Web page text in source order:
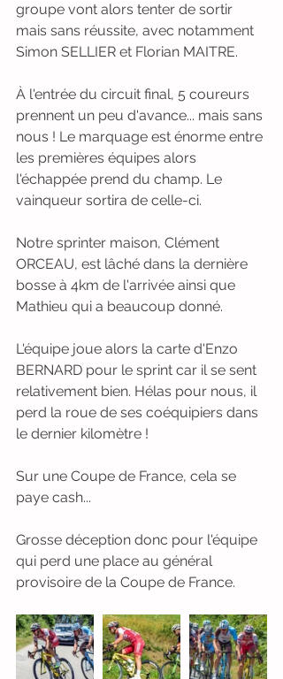
groupe vont alors tenter de sortir
mais sans réussite, avec notamment
Simon SELLIER et Florian MAITRE.
À l'entrée du circuit final, 5 coureurs
prennent un peu d'avance... mais sans
nous ! Le marquage est énorme entre
les premières équipes alors
l'échappée prend du champ. Le
vainqueur sortira de celle-ci.
Notre sprinter maison, Clément
ORCEAU, est lâché dans la dernière
bosse à 4km de l'arrivée ainsi que
Mathieu qui a beaucoup donné.
L'équipe joue alors la carte d'Enzo
BERNARD pour le sprint car il se sent
relativement bien. Hélas pour nous, il
perd la roue de ses coéquipiers dans
le dernier kilomètre !
Sur une Coupe de France, cela se
paye cash...
Grosse déception donc pour l'équipe
qui perd une place au général
provisoire de la Coupe de France.